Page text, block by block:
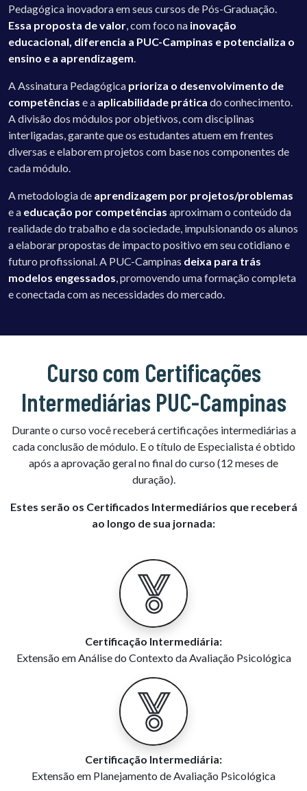
Pedagógica inovadora em seus cursos de Pós-Graduação.
Essa proposta de valor , com foco na inovação
educacional, diferencia a PUC-Campinas e potencializa o
ensino e a aprendizagem
A Assinatura Pedagógica prioriza o desenvolvimento de
competências e a aplicabilidade prática do conhecimento.
A divisão dos módulos por objetivos, com disciplinas
interligadas, garante que os estudantes atuem em frentes
diversas e elaborem projetos com base nos componentes de
cada módulo.
A metodologia de aprendizagem por projetos/problemas
e a educação por competências aproximam o conteúdo da
realidade do trabalho e da sociedade, impulsionando os alunos
a elaborar propostas de impacto positivo em seu cotidiano e
futuro profissional. A PUC-Campinas deixa para trás
modelos engessados , promovendo uma formação completa
e conectada com as necessidades do mercado.
Curso com Certificações
Intermediárias PUC-Campinas
Durante o curso você receberá certificações intermediárias a
cada conclusão de módulo. E o título de Especialista é obtido
após a aprovação geral no final do curso (12 meses de
duração).
Estes serão os Certificados Intermediários que receberá
ao longo de sua jornada:
Certificação Intermediária:
Extensão em Análise do Contexto da Avaliação Psicológica
Certificação Intermediária:
Extensão em Planejamento de Avaliação Psicológica